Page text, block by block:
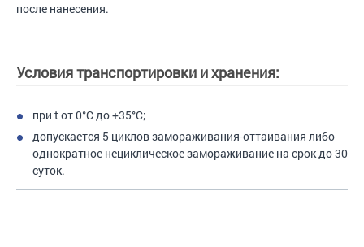
после нанесения.
Условия транспортировки и хранения:
при t от 0°С до +35°С;
допускается 5 циклов замораживания-оттаивания либо
однократное нециклическое замораживание на срок до 30
суток.